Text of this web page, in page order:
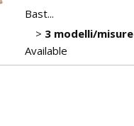
Bast...
> 3 modelli/misure
Available